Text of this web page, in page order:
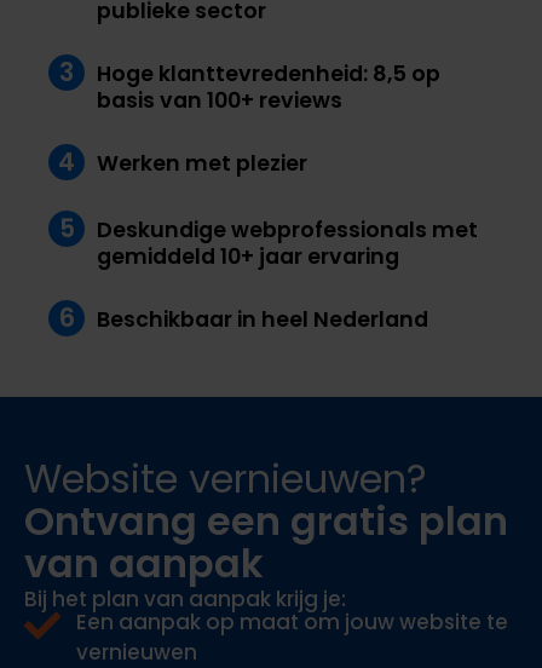
publieke sector
3
Hoge klanttevredenheid: 8,5 op
basis van 100+ reviews
4 Werken met plezier
5
Deskundige webprofessionals met
gemiddeld 10+ jaar ervaring
6 Beschikbaar in heel Nederland
Website vernieuwen?
Ontvang een gratis plan
van aanpak
Bij het plan van aanpak krijg je:
Een aanpak op maat om jouw website te
vernieuwen